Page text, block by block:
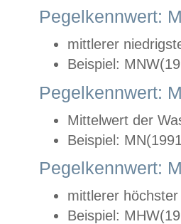
Pegelkennwert:
mittlerer
Beispiel:
Pegelkennwert:
Mittelwert der
Beispiel:
Pegelkennwert:
mittlerer
Beispiel: